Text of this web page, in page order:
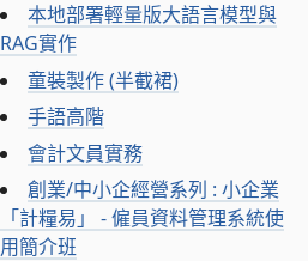
本地部署輕量版大語言模型與
RAG實作
童裝製作 (半截裙)
手語高階
會計文員實務
創業/中小企經營系列 : 小企業
「計糧易」 - 僱員資料管理系統使
用簡介班